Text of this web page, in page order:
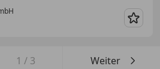
1 / 3 Weiter